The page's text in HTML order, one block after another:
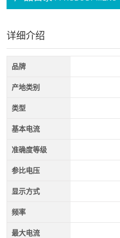
详细介绍
品牌
产地类别
类型
基本电流
准确度等级
参比电压
显示方式
频率
最大电流